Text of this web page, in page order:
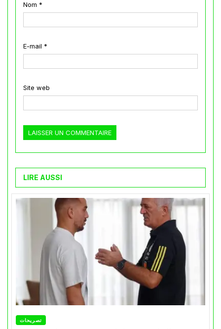
Nom *
E-mail *
Site web
LIRE AUSSI
تصريحات